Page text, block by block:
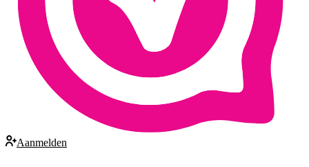
Aanmelden